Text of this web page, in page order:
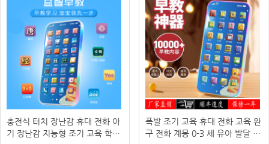
충전식 터치 장난감 휴대 전화 아
기 장난감 지능형 조기 교육 학습
폭발 조기 교육 휴대 전화 교육 완
구 전화 계몽 0-3 세 유아 발달 지